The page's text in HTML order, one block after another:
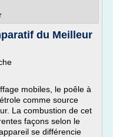
du Meilleur
mobiles, le poêle à
comme source
La combustion de cet
façons selon le
se différencie